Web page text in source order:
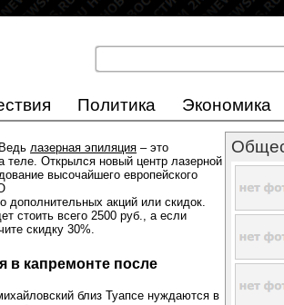
Политика Экономика
лазерная эпиляция – это
Открылся новый центр лазерной
высочайшего европейского
дополнительных акций или скидок.
стоить всего 2500 руб., а если
скидку 30%.
в капремонте после
близ Туапсе нуждаются в